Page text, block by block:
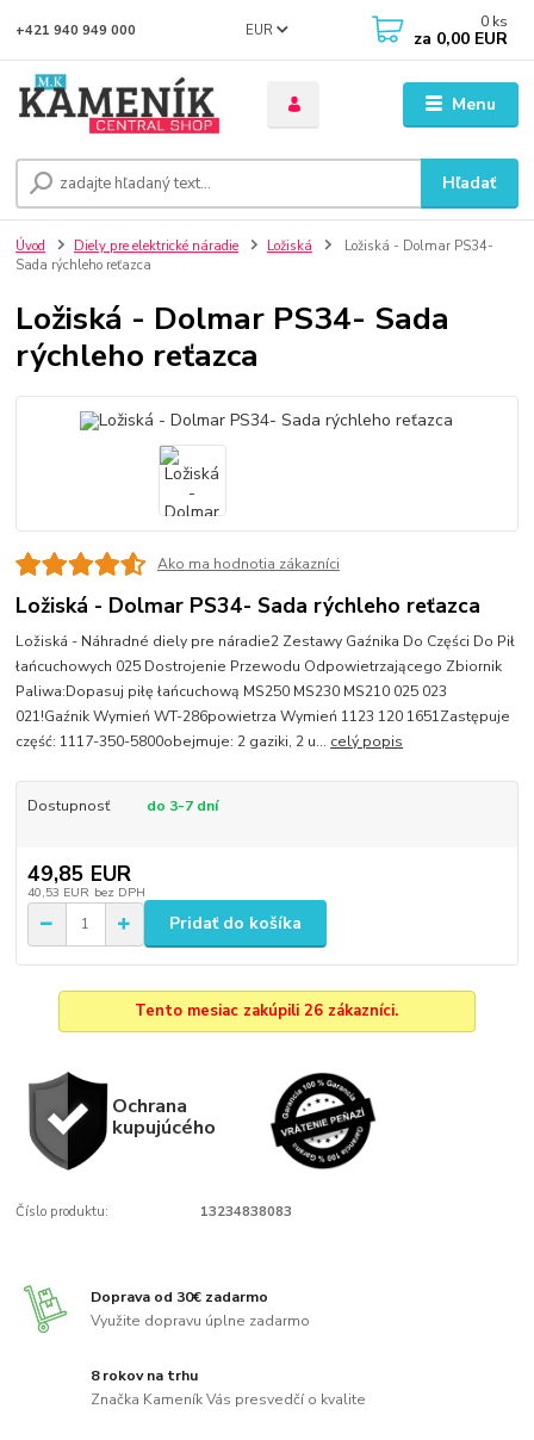
Menu
EUR
Hľadať
+421 940 949 000 0 ks
za 0,00 EUR
Úvod Diely pre elektrické náradie Ložiská
Ložiská - Dolmar PS34-
Sada rýchleho reťazca
Ložiská - Dolmar PS34- Sada
rýchleho reťazca
Ako ma hodnotia zákazníci
Ložiská - Dolmar PS34- Sada rýchleho reťazca
Ložiská - Náhradné diely pre náradie2 Zestawy Gaźnika Do Części Do Pił
łańcuchowych 025 Dostrojenie Przewodu Odpowietrzającego Zbiornik
Paliwa:Dopasuj piłę łańcuchową MS250 MS230 MS210 025 023
021!Gaźnik Wymień WT-286powietrza Wymień 1123 120 1651Zastępuje
część: 1117-350-5800obejmuje: 2 gaziki, 2 u... celý popis
Dostupnosť do 3-7 dní
49,85 EUR
40,53 EUR bez DPH
Pridať do košíka
Tento mesiac zakúpili 26 zákazníci.
Ochrana
kupujúcého
Číslo produktu: 13234838083
Doprava od 30€ zadarmo
Využite dopravu úplne zadarmo
8 rokov na trhu
Značka Kameník Vás presvedčí o kvalite